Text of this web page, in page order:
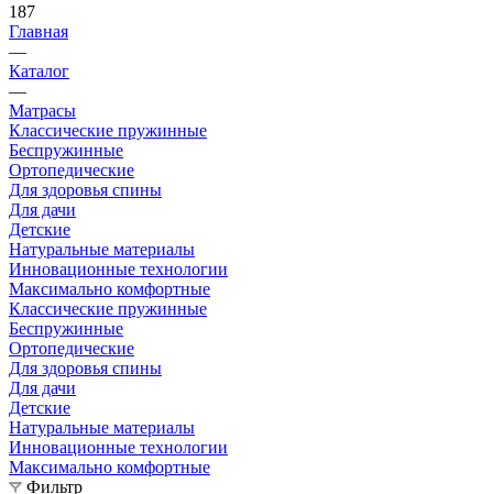
187
Главная
—
Каталог
—
Матрасы
Классические пружинные
Беспружинные
Ортопедические
Для здоровья спины
Для дачи
Детские
Натуральные материалы
Инновационные технологии
Максимально комфортные
Классические пружинные
Беспружинные
Ортопедические
Для здоровья спины
Для дачи
Детские
Натуральные материалы
Инновационные технологии
Максимально комфортные
Фильтр